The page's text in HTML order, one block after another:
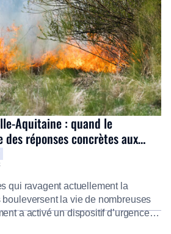
Aquitaine : quand le
réponses concrètes aux
qui ravagent actuellement la
la vie de nombreuses
a activé un dispositif d’urgence